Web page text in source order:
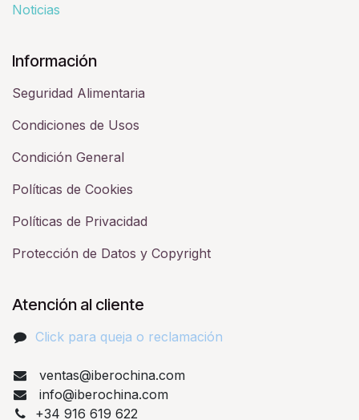
Noticias
Información
Seguridad Alimentaria
Condiciones de Usos
Condición General
Políticas de Cookies
Políticas de Privacidad
Protección de Datos y Copyright
Atención al cliente
Click para queja o reclamación​
ventas@iberochina.com
info@iberochina.com
+34 916 619 622